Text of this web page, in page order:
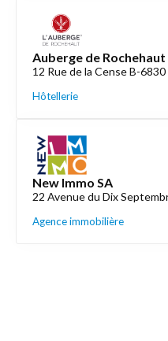
Auberge de Rochehaut
12 Rue de la Cense B-
Hôtellerie
New Immo SA
22 Avenue du Dix
Agence immobilière